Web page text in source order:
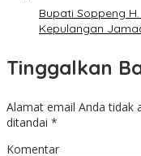
Bupati Soppeng
Kepulangan
Tinggalkan
Alamat email Anda tidak
ditandai *
Komentar